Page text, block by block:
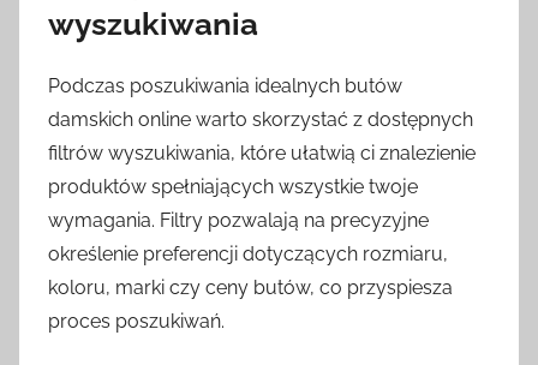
wyszukiwania
Podczas poszukiwania idealnych butów
damskich online warto skorzystać z dostępnych
filtrów wyszukiwania, które ułatwią ci znalezienie
produktów spełniających wszystkie twoje
wymagania. Filtry pozwalają na precyzyjne
określenie preferencji dotyczących rozmiaru,
koloru, marki czy ceny butów, co przyspiesza
proces poszukiwań.